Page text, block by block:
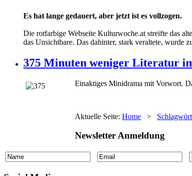
Es hat lange gedauert, aber jetzt ist es vollzogen.
Die rotfarbige Webseite Kulturwoche.at streifte das
das Unsichtbare. Das dahinter, stark veraltete, wurde
375 Minuten weniger Literatur
Einaktiges Minidrama mit Vorwort.
Aktuelle Seite: Home >
Newsletter Anmeldung